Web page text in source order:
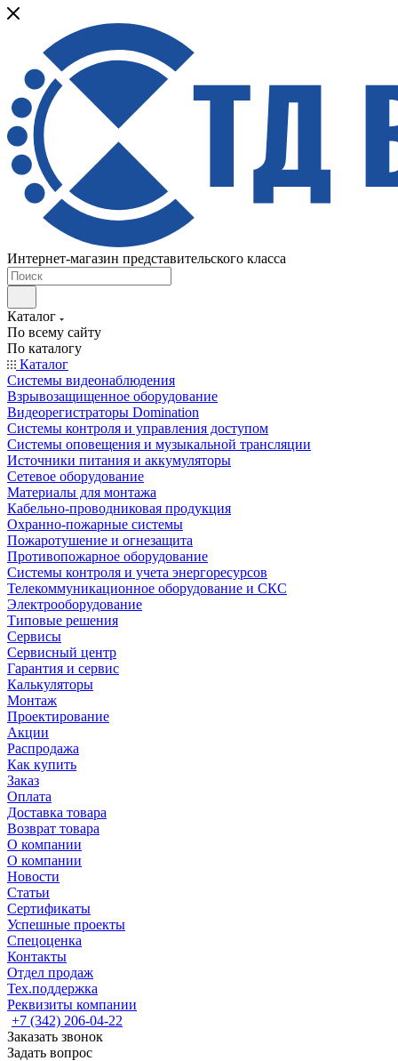
Интернет-магазин представительского класса
Каталог
По всему сайту
По каталогу
Каталог
Системы видеонаблюдения
Взрывозащищенное оборудование
Видеорегистраторы Domination
Системы контроля и управления доступом
Системы оповещения и музыкальной трансляции
Источники питания и аккумуляторы
Сетевое оборудование
Материалы для монтажа
Кабельно-проводниковая продукция
Охранно-пожарные системы
Пожаротушение и огнезащита
Противопожарное оборудование
Системы контроля и учета энергоресурсов
Телекоммуникационное оборудование и СКС
Электрооборудование
Типовые решения
Сервисы
Сервисный центр
Гарантия и сервис
Калькуляторы
Монтаж
Проектирование
Акции
Распродажа
Как купить
Заказ
Оплата
Доставка товара
Возврат товара
О компании
О компании
Новости
Статьи
Сертификаты
Успешные проекты
Спецоценка
Контакты
Отдел продаж
Тех.поддержка
Реквизиты компании
+7 (342) 206-04-22
Заказать звонок
Задать вопрос